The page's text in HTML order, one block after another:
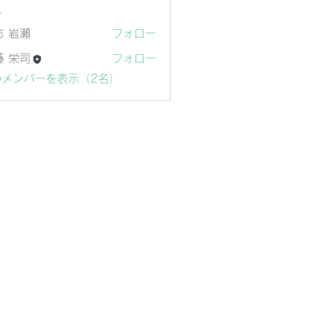
岩瀬 フォロー
栄司
フォロー
ンバーを表示（2名）